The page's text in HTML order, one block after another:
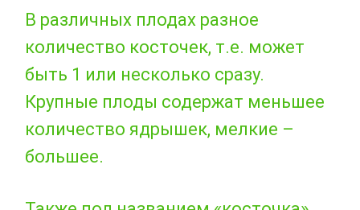
В различных плодах разное
количество косточек, т.е. может
быть 1 или несколько сразу.
Крупные плоды содержат меньшее
количество ядрышек, мелкие –
большее.